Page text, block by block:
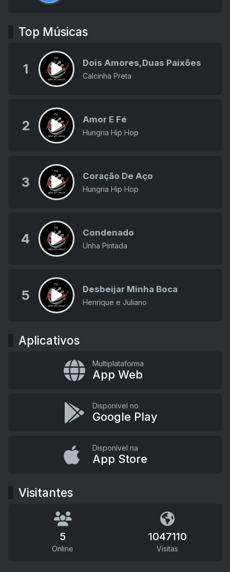
Top Músicas
1 Dois Amores,Duas Paixões
Calcinha Preta
2 Amor E Fé
Hungria Hip Hop
3 Coração De Aço
Hungria Hip Hop
4 Condenado
Unha Pintada
5 Desbeijar Minha Boca
Henrique e Juliano
Aplicativos
Multiplataforma
App Web
Disponível no
Google Play
Disponível na
App Store
Visitantes
5
Online
1047110
Visitas